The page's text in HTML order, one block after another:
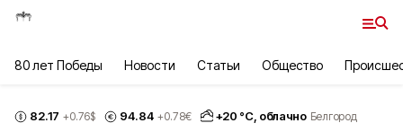
80 лет Победы Новости Статьи Общество
82.17 +0.76$ 94.84 +0.78€ +20 °С, облачно Белгород